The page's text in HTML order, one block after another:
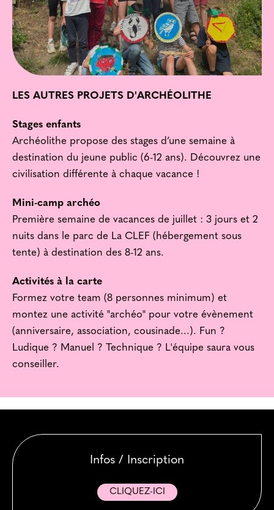
LES AUTRES PROJETS D'ARCHÉOLITHE
Stages enfants
Archéolithe propose des stages d’une semaine à
destination du jeune public (6-12 ans). Découvrez une
civilisation différente à chaque vacance !
Mini-camp archéo
Première semaine de vacances de juillet : 3 jours et 2
nuits dans le parc de La CLEF (hébergement sous
tente) à destination des 8-12 ans.
Activités à la carte
Formez votre team (8 personnes minimum) et
montez une activité "archéo" pour votre évènement
(anniversaire, association, cousinade...). Fun ?
Ludique ? Manuel ? Technique ? L'équipe saura vous
conseiller.
Infos / Inscription
CLIQUEZ-ICI